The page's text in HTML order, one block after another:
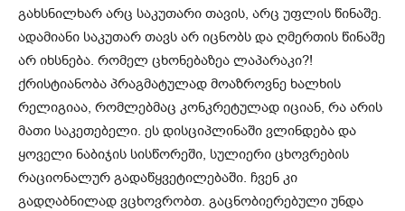
გახსნილხარ არც საკუთარი თავის, არც უფლის წინაშე.
ადამიანი საკუთარ თავს არ იცნობს და ღმერთის წინაშე
არ იხსნება. რომელ ცხონებაზეა ლაპარაკი?!
ქრისტიანობა პრაგმატულად მოაზროვნე ხალხის
რელიგიაა, რომლებმაც კონკრეტულად იციან, რა არის
მათი საკეთებელი. ეს დისციპლინაში ვლინდება და
ყოველი ნაბიჯის სისწორეში, სულიერი ცხოვრების
რაციონალურ გადაწყვეტილებაში. ჩვენ კი
გადღაბნილად ვცხოვრობთ. გაცნობიერებული უნდა